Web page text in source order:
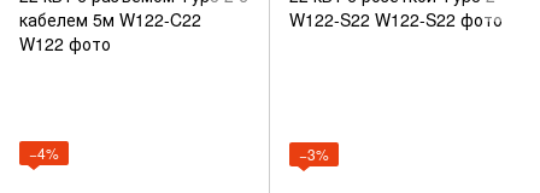
−4% −3%